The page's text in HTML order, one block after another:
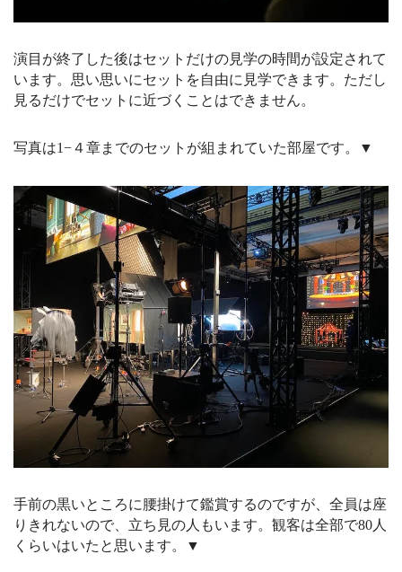
演目が終了した後はセットだけの見学の時間が設定されて
います。思い思いにセットを自由に見学できます。ただし
見るだけでセットに近づくことはできません。
写真は1−４章までのセットが組まれていた部屋です。▼
手前の黒いところに腰掛けて鑑賞するのですが、全員は座
りきれないので、立ち見の人もいます。観客は全部で80人
くらいはいたと思います。▼